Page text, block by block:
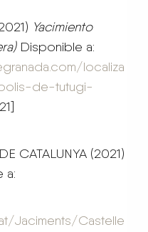
Yacimiento
Disponible a:
localiza
de-tutugi-
CATALUNYA (2021)
a:
Jaciments/Castelle